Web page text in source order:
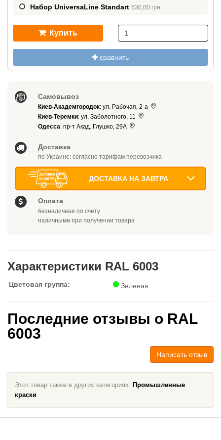
Набор UniversaLine Standart 630,00 грн.
Купить
сравнить
Самовывоз
Киев-Академгородок: ул. Рабочая, 2-а
Киев-Теремки: ул. Заболотного, 11
Одесса: пр-т Акад. Глушко, 29А
Доставка
по Украине: согласно тарифам перевозчика
ДОСТАВКА НА ЗАВТРА
Оплата
безналичная по счету
наличными при получении товара
Характеристики RAL 6003
Цветовая группа: Зеленая
Последние отзывы о RAL
6003
Написать отзыв
Этот товар также в других категориях: Промышленные
краски